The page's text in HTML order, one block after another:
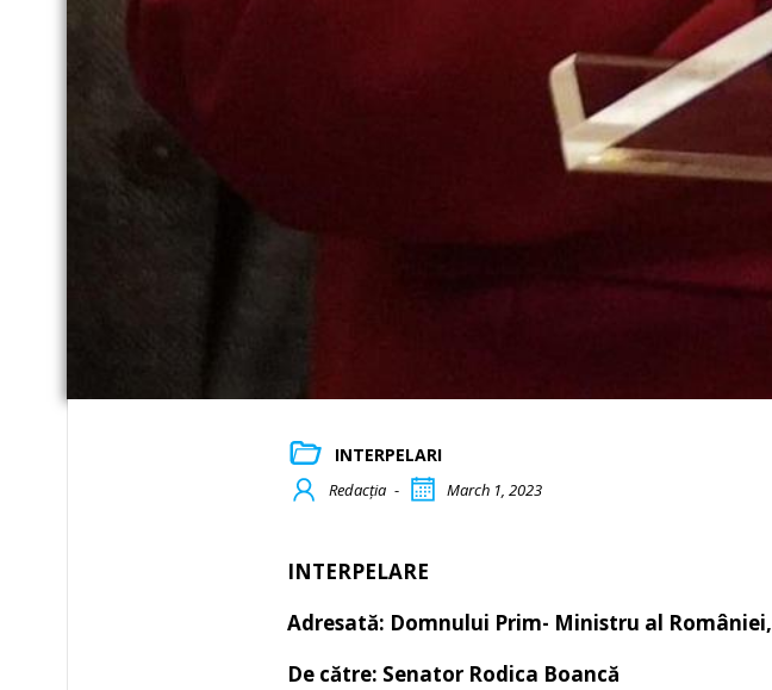
INTERPELARI
Redacția - March 1, 2023
INTERPELARE
Adresată: Domnului Prim- Ministru al României,
De către: Senator Rodica Boancă